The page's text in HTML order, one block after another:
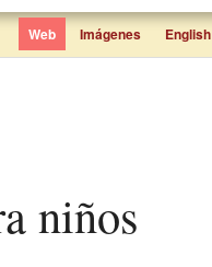
Web Imágenes English
niños